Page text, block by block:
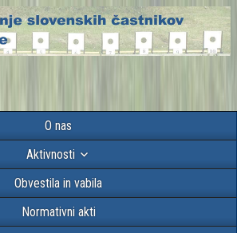
O nas
Aktivnosti
Obvestila in vabila
Normativni akti